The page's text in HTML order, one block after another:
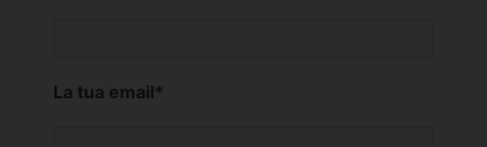
La tua email*